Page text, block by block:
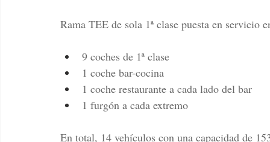
Rama TEE de sola 1ª clase puesta en servicio
9 coches de 1ª clase
1 coche bar-cocina
1 coche restaurante a cada lado del bar
1 furgón a cada extremo
En total, 14 vehículos con una capacidad de